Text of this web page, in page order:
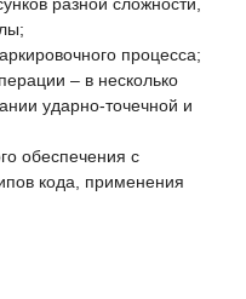
процесса;
– в несколько
ударно-точечной и
обеспечения с
кода, применения